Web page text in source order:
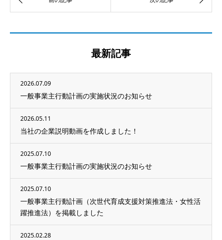
最新記事
2026.07.09
一般事業主行動計画の実施状況のお知らせ
2026.05.11
当社の企業説明動画を作成しました！
2025.07.10
一般事業主行動計画の実施状況のお知らせ
2025.07.10
一般事業主行動計画（次世代育成支援対策推進法・女性活
躍推進法）を掲載しました
2025.02.28